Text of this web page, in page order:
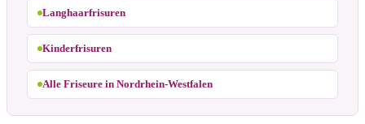
Langhaarfrisuren
Kinderfrisuren
Alle Friseure in Nordrhein-Westfalen